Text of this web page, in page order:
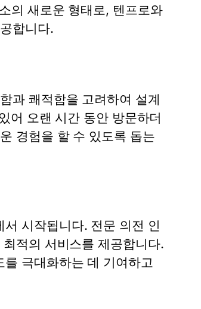
의 새로운 형태로, 텐프로와
합니다.
과 쾌적함을 고려하여 설계
어 오랜 시간 동안 방문하더
경험을 할 수 있도록 돕는
시작됩니다. 전문 의전 인
적의 서비스를 제공합니다.
극대화하는 데 기여하고